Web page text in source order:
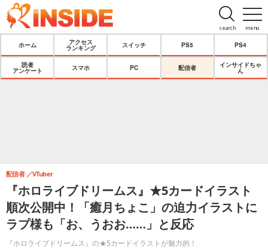
menu
search
ホーム
アクセス
ランキング
スイッチ PS5 PS4
読者
アンケート
スマホ PC 配信者
インサイドちゃ
ん
『ホロライブドリームス』★5カードイラスト
順次公開中！「癒月ちょこ」の迫力イラストに
ラプ様も「お、うおお……」と反応
『ホロライブドリームス』の★5カードイラストが魅力的！
配信者 VTuber